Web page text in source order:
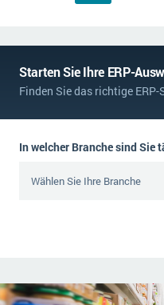
Starten Sie Ihre ERP-
Finden Sie das richtige
In welcher Branche sind Sie